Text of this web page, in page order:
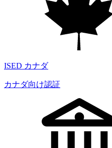
ISED カナダ
カナダ向け認証